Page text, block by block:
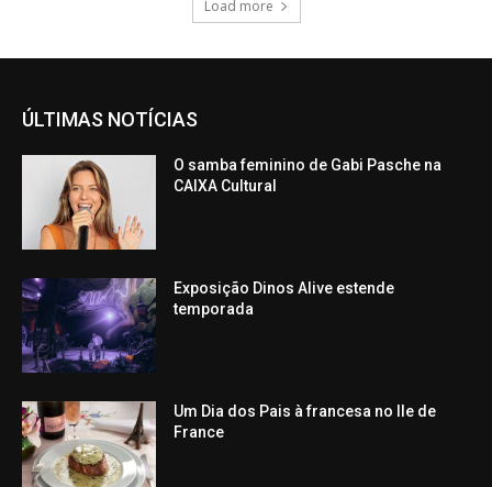
Load more
ÚLTIMAS NOTÍCIAS
O samba feminino de Gabi Pasche na
CAIXA Cultural
Exposição Dinos Alive estende
temporada
Um Dia dos Pais à francesa no Ile de
France